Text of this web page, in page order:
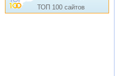
ТОП 100 сайтов